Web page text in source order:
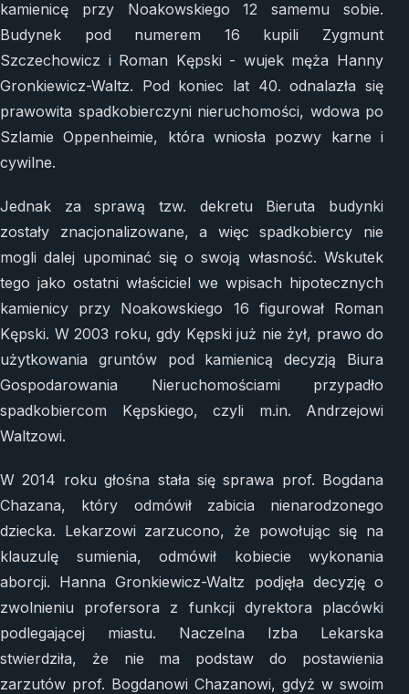
kamienicę przy Noakowskiego 12 samemu sobie.
Budynek pod numerem 16 kupili Zygmunt
Szczechowicz i Roman Kępski - wujek męża Hanny
Gronkiewicz-Waltz. Pod koniec lat 40. odnalazła się
prawowita spadkobierczyni nieruchomości, wdowa po
Szlamie Oppenheimie, która wniosła pozwy karne i
cywilne.
Jednak za sprawą tzw. dekretu Bieruta budynki
zostały znacjonalizowane, a więc spadkobiercy nie
mogli dalej upominać się o swoją własność. Wskutek
tego jako ostatni właściciel we wpisach hipotecznych
kamienicy przy Noakowskiego 16 figurował Roman
Kępski. W 2003 roku, gdy Kępski już nie żył, prawo do
użytkowania gruntów pod kamienicą decyzją Biura
Gospodarowania Nieruchomościami przypadło
spadkobiercom Kępskiego, czyli m.in. Andrzejowi
Waltzowi.
W 2014 roku głośna stała się sprawa prof. Bogdana
Chazana, który odmówił zabicia nienarodzonego
dziecka. Lekarzowi zarzucono, że powołując się na
klauzulę sumienia, odmówił kobiecie wykonania
aborcji. Hanna Gronkiewicz-Waltz podjęła decyzję o
zwolnieniu profersora z funkcji dyrektora placówki
podlegającej miastu. Naczelna Izba Lekarska
stwierdziła, że nie ma podstaw do postawienia
zarzutów prof. Bogdanowi Chazanowi, gdyż w swoim